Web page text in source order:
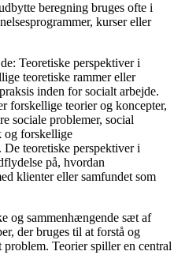
beregning bruges ofte i
kurser eller
Teoretiske perspektiver i
teoretiske rammer eller
inden for socialt arbejde.
forskellige teorier og koncepter,
sociale problemer, social
og forskellige
teoretiske perspektiver i
på, hvordan
klienter eller samfundet som
og sammenhængende sæt af
der bruges til at forstå og
Teorier spiller en central